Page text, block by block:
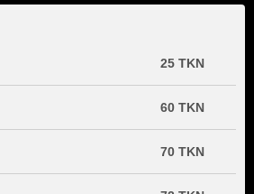
25 TKN
60 TKN
70 TKN